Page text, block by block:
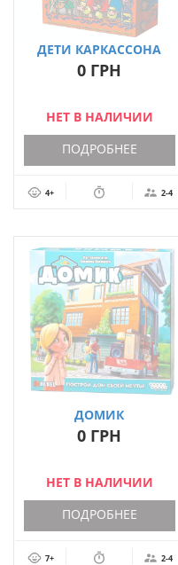
ДЕТИ КАРКАССОНА
0 ГРН
НЕТ В НАЛИЧИИ
ПОДРОБНЕЕ
4+ 2-4
ДОМИК
0 ГРН
НЕТ В НАЛИЧИИ
ПОДРОБНЕЕ
7+ 2-4